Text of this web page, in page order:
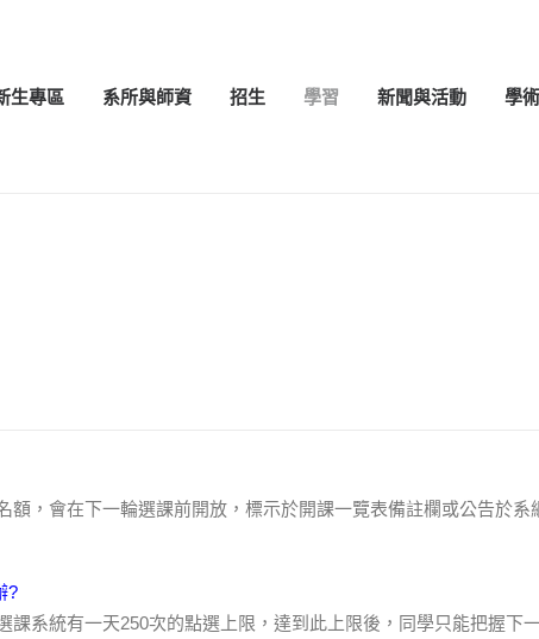
生專區 系所與師資 招生 學習 新聞與活動 學術
，會在下一輪選課前開放，標示於開課一覽表備註欄或公告於
?
系統有一天250次的點選上限，達到此上限後，同學只能把握下